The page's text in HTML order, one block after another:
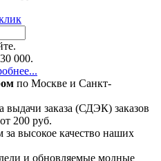
000.
по Москве и Санкт-
выдачи заказа (СДЭК) заказов
200 руб.
высокое качество наших
и обновляемые модные